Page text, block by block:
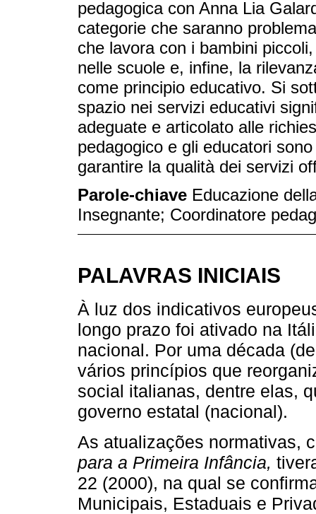
pedagogica con Anna Lia
categorie che saranno
che lavora con i bambini
nelle scuole e, infine, la
come principio educativo. Si
spazio nei servizi educativi
adeguate e articolato alle
pedagogico e gli educatori
garantire la qualità dei servizi
Parole-chiave Educazione
Insegnante; Coordinatore
PALAVRAS INICIAIS
À luz dos indicativos
longo prazo foi ativado na
nacional. Por uma década
vários princípios que
social italianas, dentre elas,
governo estatal (nacional).
As atualizações normativas,
para a Primeira Infância,
22 (2000), na qual se
Municipais, Estaduais e